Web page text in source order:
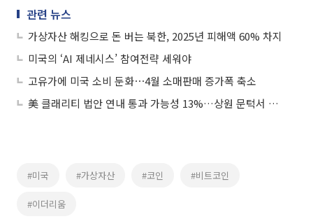
관련 뉴스
가상자산 해킹으로 돈 버는 북한, 2025년 피해액 60% 차지
미국의 ‘AI 제네시스’ 참여전략 세워야
고유가에 미국 소비 둔화⋯4월 소매판매 증가폭 축소
美 클래리티 법안 연내 통과 가능성 13%…상원 문턱서 제동
#미국 #가상자산 #코인 #비트코인
#이더리움